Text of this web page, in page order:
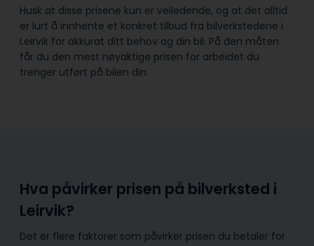
Husk at disse prisene kun er veiledende, og at det alltid
er lurt å innhente et konkret tilbud fra bilverkstedene i
Leirvik for akkurat ditt behov og din bil. På den måten
får du den mest nøyaktige prisen for arbeidet du
trenger utført på bilen din.
Hva påvirker prisen på bilverksted i
Leirvik?
Det er flere faktorer som påvirker prisen du betaler for